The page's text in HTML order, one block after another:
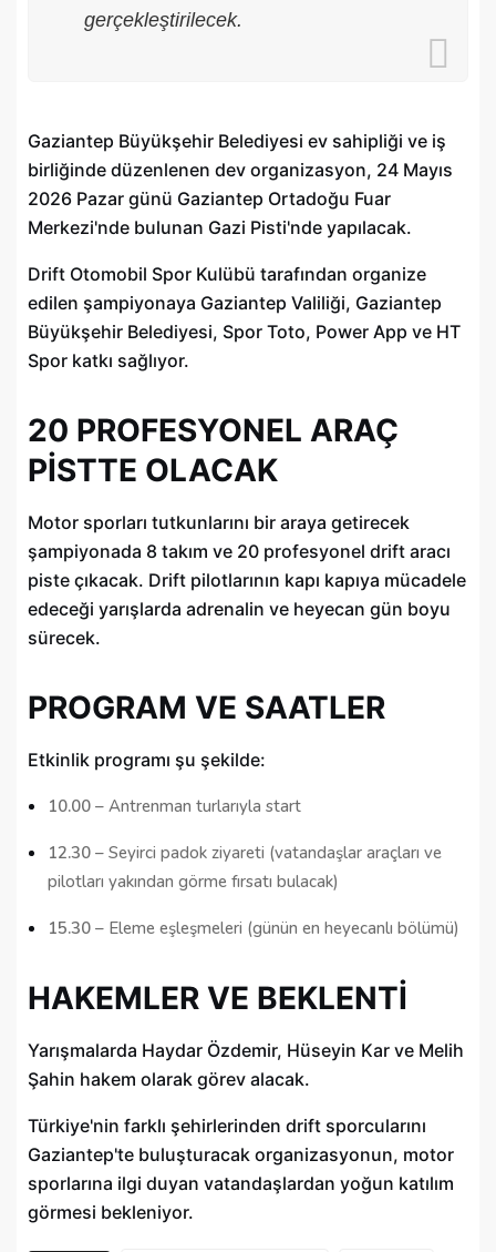
gerçekleştirilecek.
Gaziantep Büyükşehir Belediyesi ev sahipliği ve iş
birliğinde düzenlenen dev organizasyon, 24 Mayıs
2026 Pazar günü Gaziantep Ortadoğu Fuar
Merkezi'nde bulunan Gazi Pisti'nde yapılacak.
Drift Otomobil Spor Kulübü tarafından organize
edilen şampiyonaya Gaziantep Valiliği, Gaziantep
Büyükşehir Belediyesi, Spor Toto, Power App ve HT
Spor katkı sağlıyor.
20 PROFESYONEL ARAÇ
PİSTTE OLACAK
Motor sporları tutkunlarını bir araya getirecek
şampiyonada 8 takım ve 20 profesyonel drift aracı
piste çıkacak. Drift pilotlarının kapı kapıya mücadele
edeceği yarışlarda adrenalin ve heyecan gün boyu
sürecek.
PROGRAM VE SAATLER
Etkinlik programı şu şekilde:
10.00 – Antrenman turlarıyla start
12.30 – Seyirci padok ziyareti (vatandaşlar araçları ve
pilotları yakından görme fırsatı bulacak)
15.30 – Eleme eşleşmeleri (günün en heyecanlı bölümü)
HAKEMLER VE BEKLENTİ
Yarışmalarda Haydar Özdemir, Hüseyin Kar ve Melih
Şahin hakem olarak görev alacak.
Türkiye'nin farklı şehirlerinden drift sporcularını
Gaziantep'te buluşturacak organizasyonun, motor
sporlarına ilgi duyan vatandaşlardan yoğun katılım
görmesi bekleniyor.